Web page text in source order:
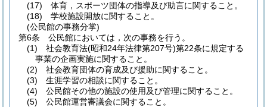
(17)
体育，スポーツ団体の指導及び助言に関すること。
(18)
学校施設開放に関すること。
(公民館の事務分掌)
第6条
公民館においては，次の事務を行う。
(1)
社会教育法(昭和24年法律第207号)第22条に規定する
事業の企画実施に関すること。
(2)
社会教育団体の育成及び援助に関すること。
(3)
生涯学習の相談に関すること。
(4)
公民館その他の施設の使用及び管理に関すること。
(5)
公民館運営審議会に関すること。